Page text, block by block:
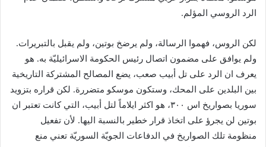
الرد الروسي المؤلم.
لكن الروس، فهموا الرسالة، ولم يرضخ بوتين، ولم يقبل بالتبريرات.
ولم يوافق على مضمون اتصال رئيس الحكومة الاسرائيليّة به. هو
يعرف ان الرد على تل أبيب صعب، يضع المصالح المشتركة التاريخية
بين البلدين على المحك، وستكون موسكو متضررة. لكن قراره بتزويد
سوريا بصواريخ اس ٣٠٠، هو اكثر ايلاماً لتل أبيب، التي كانت تعتبر ان
بوتين لن يجرؤ على اتخاذ قرار خطير بالنسبة اليها. لأن تفعيل
منظومة تلك الصواريخ في الدفاعات الجويّة السوريّة تعني منع